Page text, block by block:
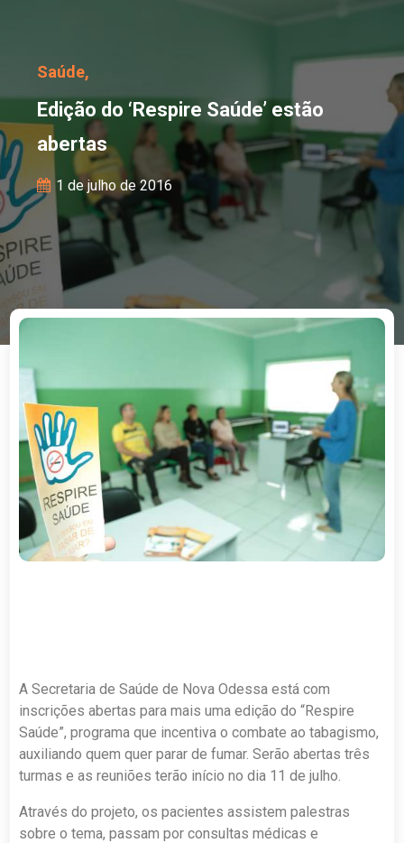
Edição do ‘Respire
Saúde,
Edição do ‘Respire Saúde’ estão
abertas
1 de julho de 2016
A Secretaria de Saúde de Nova Odessa está com
inscrições abertas para mais uma edição do “Respire
Saúde”, programa que incentiva o combate ao tabagismo,
auxiliando quem quer parar de fumar. Serão abertas três
turmas e as reuniões terão início no dia 11 de julho.
Através do projeto, os pacientes assistem palestras
sobre o tema, passam por consultas médicas e